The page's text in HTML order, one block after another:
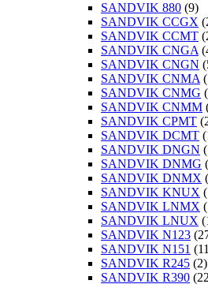
SANDVIK 880 (9)
SANDVIK CCGX
SANDVIK CCMT
SANDVIK CNGA
SANDVIK CNGN
SANDVIK CNMA
SANDVIK CNMG
SANDVIK CNMM
SANDVIK CPMT
SANDVIK DCMT
SANDVIK DNGN
SANDVIK DNMG
SANDVIK DNMX
SANDVIK KNUX
SANDVIK LNMX
SANDVIK LNUX
SANDVIK N123
SANDVIK N151
SANDVIK R245 (2)
SANDVIK R390